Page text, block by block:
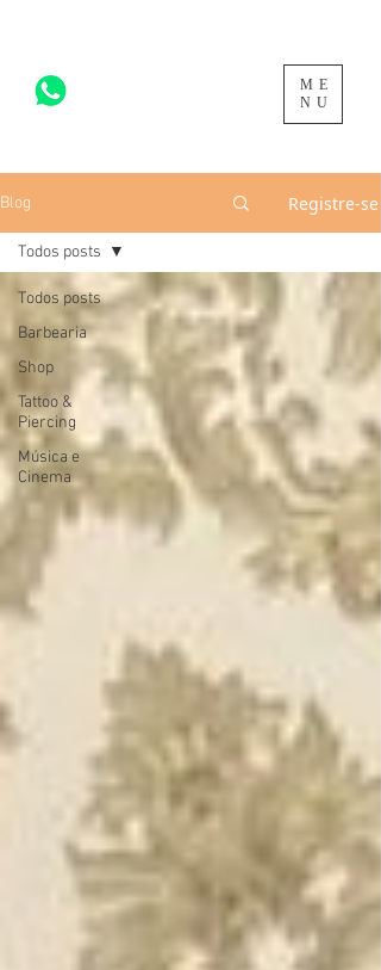
ME
NU
Blog Registre-se
Todos posts
Barbearia
Shop
Tattoo &
Piercing
Música e
Cinema
Todos posts